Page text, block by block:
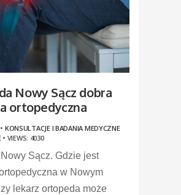
Nowy Sącz dobra
ortopedyczna
KONSULTACJE I BADANIA MEDYCZNE
• VIEWS: 4030
Sącz. Gdzie jest
w Nowym
lekarz ortopeda może